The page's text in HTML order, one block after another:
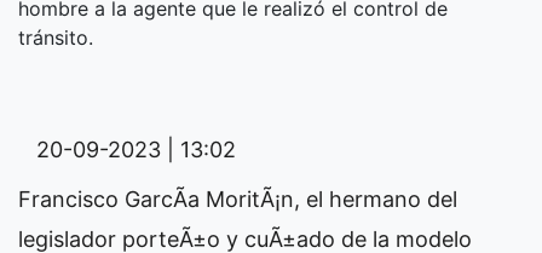
hombre a la agente que le realizó el control de
tránsito.
20-09-2023 | 13:02
Francisco GarcÃ­a MoritÃ¡n, el hermano del
legislador porteÃ±o y cuÃ±ado de la modelo